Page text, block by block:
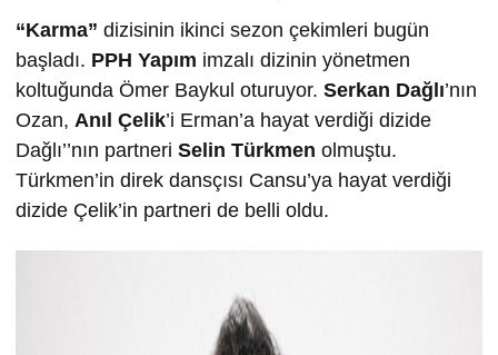
“Karma” dizisinin ikinci sezon çekimleri bugün
başladı. PPH Yapım imzalı dizinin yönetmen
koltuğunda Ömer Baykul oturuyor. Serkan Dağlı’nın
Ozan, Anıl Çelik’i Erman’a hayat verdiği dizide
Dağlı’’nın partneri Selin Türkmen olmuştu.
Türkmen’in direk dansçısı Cansu’ya hayat verdiği
dizide Çelik’in partneri de belli oldu.